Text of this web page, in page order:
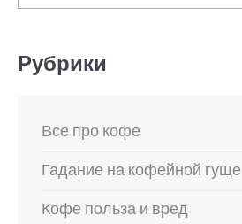
Рубрики
Все про кофе
Гадание на кофейной гуще
Кофе польза и вред